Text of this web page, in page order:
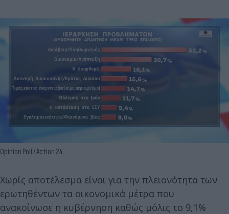
Opinion Poll / Action 24
Χωρίς αποτέλεσμα είναι για την πλειονότητα των
ερωτηθέντων τα οικονομικά μέτρα που
ανακοίνωσε η κυβέρνηση καθώς μόλις το 9,1%